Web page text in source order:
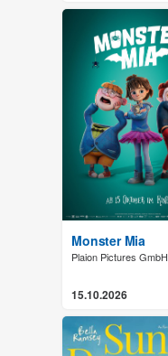
Monster Mia
Plaion Pictures GmbH
15.10.2026